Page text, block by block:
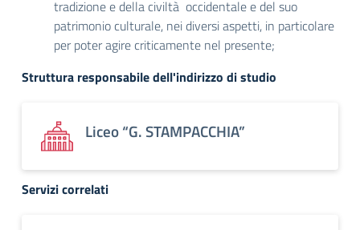
tradizione e della civiltà occidentale e del suo
patrimonio culturale, nei diversi aspetti, in particolare
per poter agire criticamente nel presente;
Struttura responsabile dell'indirizzo di studio
Liceo “G. STAMPACCHIA”
Servizi correlati